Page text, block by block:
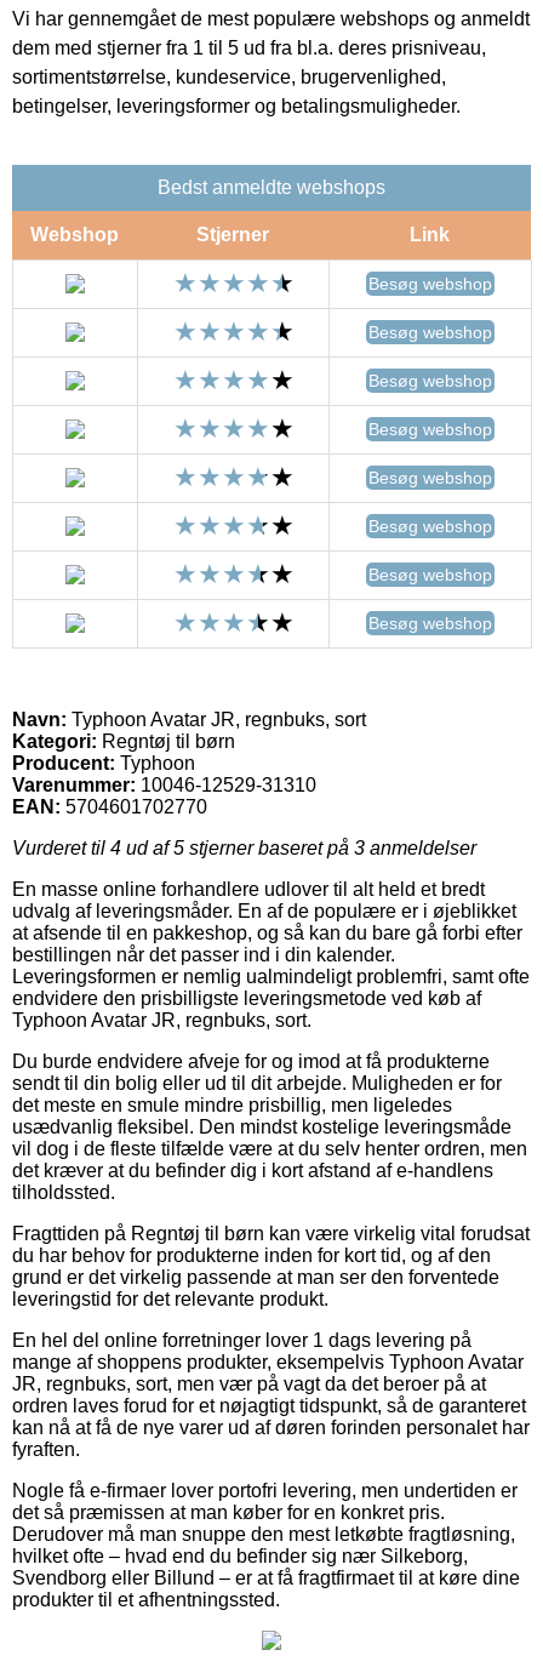
Vi har gennemgået de mest populære webshops og anmeldt
dem med stjerner fra 1 til 5 ud fra bl.a. deres prisniveau,
sortimentstørrelse, kundeservice, brugervenlighed,
betingelser, leveringsformer og betalingsmuligheder.
Bedst anmeldte webshops
Webshop Stjerner Link
Besøg webshop
Besøg webshop
Besøg webshop
Besøg webshop
Besøg webshop
Besøg webshop
Besøg webshop
Besøg webshop
Navn: Typhoon Avatar JR, regnbuks, sort
Kategori: Regntøj til børn
Producent: Typhoon
Varenummer: 10046-12529-31310
EAN: 5704601702770
Vurderet til 4 ud af 5 stjerner baseret på 3 anmeldelser
En masse online forhandlere udlover til alt held et bredt
udvalg af leveringsmåder. En af de populære er i øjeblikket
at afsende til en pakkeshop, og så kan du bare gå forbi efter
bestillingen når det passer ind i din kalender.
Leveringsformen er nemlig ualmindeligt problemfri, samt ofte
endvidere den prisbilligste leveringsmetode ved køb af
Typhoon Avatar JR, regnbuks, sort.
Du burde endvidere afveje for og imod at få produkterne
sendt til din bolig eller ud til dit arbejde. Muligheden er for
det meste en smule mindre prisbillig, men ligeledes
usædvanlig fleksibel. Den mindst kostelige leveringsmåde
vil dog i de fleste tilfælde være at du selv henter ordren, men
det kræver at du befinder dig i kort afstand af e-handlens
tilholdssted.
Fragttiden på Regntøj til børn kan være virkelig vital forudsat
du har behov for produkterne inden for kort tid, og af den
grund er det virkelig passende at man ser den forventede
leveringstid for det relevante produkt.
En hel del online forretninger lover 1 dags levering på
mange af shoppens produkter, eksempelvis Typhoon Avatar
JR, regnbuks, sort, men vær på vagt da det beroer på at
ordren laves forud for et nøjagtigt tidspunkt, så de garanteret
kan nå at få de nye varer ud af døren forinden personalet har
fyraften.
Nogle få e-firmaer lover portofri levering, men undertiden er
det så præmissen at man køber for en konkret pris.
Derudover må man snuppe den mest letkøbte fragtløsning,
hvilket ofte – hvad end du befinder sig nær Silkeborg,
Svendborg eller Billund – er at få fragtfirmaet til at køre dine
produkter til et afhentningssted.